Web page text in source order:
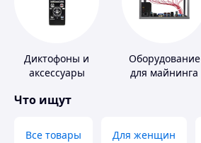
Диктофоны и
аксессуары
Оборудование
для майнинга
Что ищут
Все товары Для женщин